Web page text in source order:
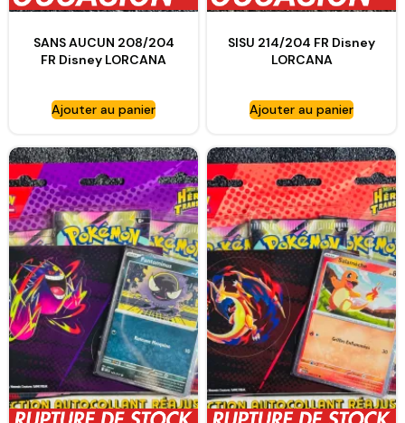
SANS AUCUN 208/204
FR Disney LORCANA
Ajouter au panier
SISU 214/204 FR Disney
LORCANA
Ajouter au panier